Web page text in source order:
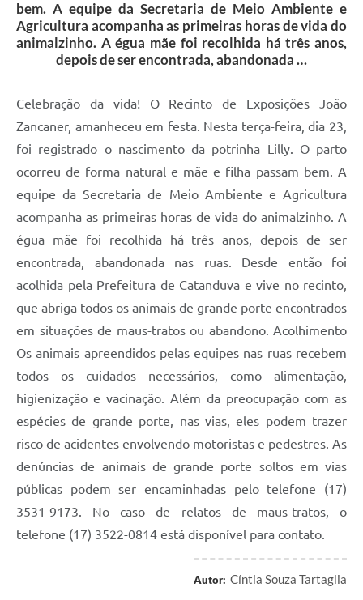
Telefones Úteis
A Prefeitura
Jornal
Agenda
Diário Oficial
Contato
Editais
bem. A equipe da Secretaria de Meio Ambiente e
Agricultura acompanha as primeiras horas de vida do
animalzinho. A égua mãe foi recolhida há três anos,
depois de ser encontrada, abandonada …
Celebração da vida! O Recinto de Exposições João
Zancaner, amanheceu em festa. Nesta terça-feira, dia 23,
foi registrado o nascimento da potrinha Lilly. O parto
ocorreu de forma natural e mãe e filha passam bem. A
equipe da Secretaria de Meio Ambiente e Agricultura
acompanha as primeiras horas de vida do animalzinho. A
égua mãe foi recolhida há três anos, depois de ser
encontrada, abandonada nas ruas. Desde então foi
acolhida pela Prefeitura de Catanduva e vive no recinto,
que abriga todos os animais de grande porte encontrados
em situações de maus-tratos ou abandono. Acolhimento
Os animais apreendidos pelas equipes nas ruas recebem
todos os cuidados necessários, como alimentação,
higienização e vacinação. Além da preocupação com as
espécies de grande porte, nas vias, eles podem trazer
risco de acidentes envolvendo motoristas e pedestres. As
denúncias de animais de grande porte soltos em vias
públicas podem ser encaminhadas pelo telefone (17)
3531-9173. No caso de relatos de maus-tratos, o
telefone (17) 3522-0814 está disponível para contato.
Autor: Cíntia Souza Tartaglia